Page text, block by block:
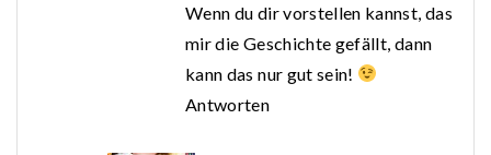
Wenn du dir vorstellen kannst, das
mir die Geschichte gefällt, dann
kann das nur gut sein!
Antworten